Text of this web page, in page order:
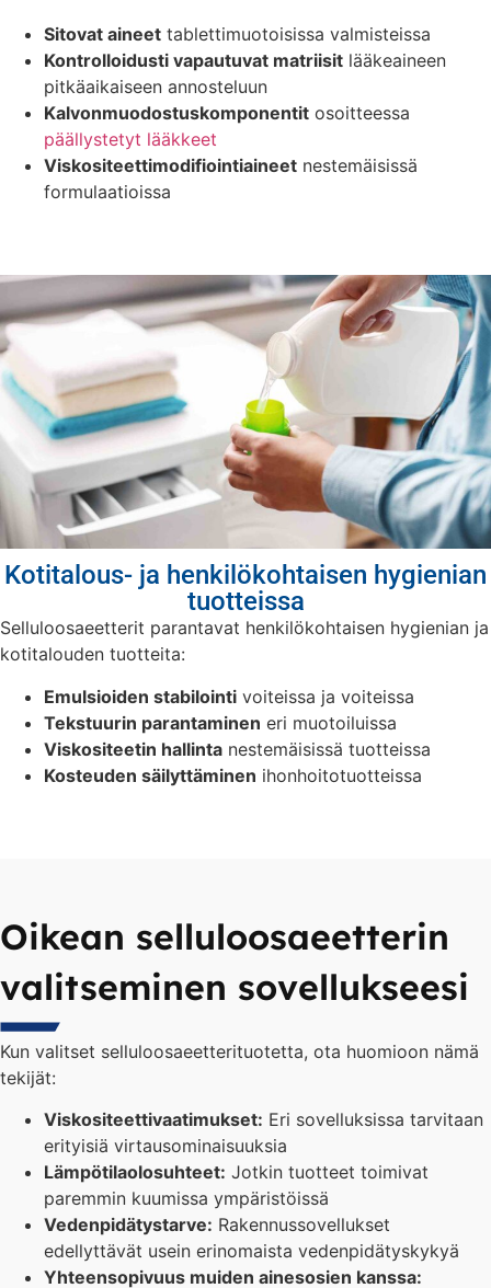
Sitovat aineet tablettimuotoisissa valmisteissa
Kontrolloidusti vapautuvat matriisit lääkeaineen
pitkäaikaiseen annosteluun
Kalvonmuodostuskomponentit osoitteessa
päällystetyt lääkkeet
Viskositeettimodifiointiaineet nestemäisissä
formulaatioissa
Kotitalous- ja henkilökohtaisen hygienian
tuotteissa
Selluloosaeetterit parantavat henkilökohtaisen hygienian ja
kotitalouden tuotteita:
Emulsioiden stabilointi voiteissa ja voiteissa
Tekstuurin parantaminen eri muotoiluissa
Viskositeetin hallinta nestemäisissä tuotteissa
Kosteuden säilyttäminen ihonhoitotuotteissa
Oikean selluloosaeetterin
valitseminen sovellukseesi
Kun valitset selluloosaeetterituotetta, ota huomioon nämä
tekijät:
Viskositeettivaatimukset: Eri sovelluksissa tarvitaan
erityisiä virtausominaisuuksia
Lämpötilaolosuhteet: Jotkin tuotteet toimivat
paremmin kuumissa ympäristöissä
Vedenpidätystarve: Rakennussovellukset
edellyttävät usein erinomaista vedenpidätyskykyä
Yhteensopivuus muiden ainesosien kanssa: